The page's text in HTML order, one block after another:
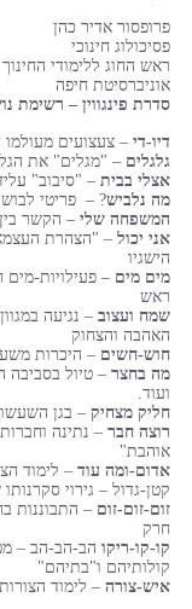
פרופסור אדיר כהן
פסיכולוג חינוכי
ראש החוג ללימודי
אוניברסיטת חיפה
סדרת פינגווין – רשימת
דיו-די – צעצועים
גלגלים – "מגלים" את
אצלי בבית – "סיבוב"
מה נלביש? – פריטי לבוש
המשפחה שלי – הקשר
אני יכול – "הצהרת
הישגיו
מים מים – פעילויות-
ראש
שמח ועצוב – נגיעה
האהבה והצחוק
חוש-חשים – היכרות
מה בחצר – טיול בסביבה
ועוד.
חליק מצחיק – בגן
רוצה חבר – נתינה
אוהבת"
אדום-ומה עוד – לימוד
קטן-גדול – גירוי
זום-זום-זום – התבוננות
חרק
קו-קו-ריקו הב-הב-הב –
קולותיהם ו"בתיהם"
איש-צורה – לימוד